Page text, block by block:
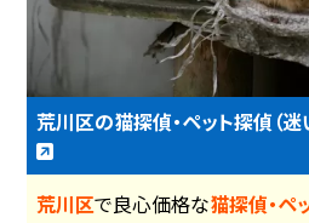
荒川区の猫探偵・ペット探偵（迷
荒川区で良心価格な猫探偵・ペ